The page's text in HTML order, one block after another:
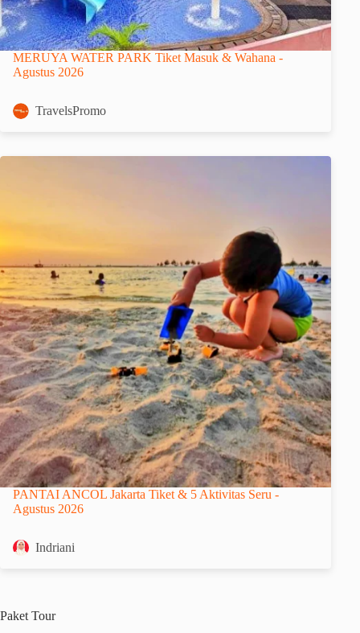
MERUYA WATER PARK Tiket Masuk & Wahana -
Agustus 2026
TravelsPromo
PANTAI ANCOL Jakarta Tiket & 5 Aktivitas Seru -
Agustus 2026
Indriani
Paket Tour